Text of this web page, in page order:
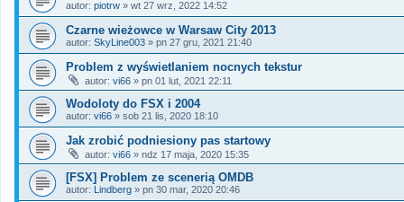
autor: piotrw » wt 27 wrz, 2022 14:52
Czarne wieżowce w Warsaw City 2013
autor: SkyLine003 » pn 27 gru, 2021 21:40
Problem z wyświetlaniem nocnych tekstur
autor: vi66 » pn 01 lut, 2021 22:11
Wodoloty do FSX i 2004
autor: vi66 » sob 21 lis, 2020 18:10
Jak zrobić podniesiony pas startowy
autor: vi66 » ndz 17 maja, 2020 15:35
[FSX] Problem ze scenerią OMDB
autor: Lindberg » pn 30 mar, 2020 20:46